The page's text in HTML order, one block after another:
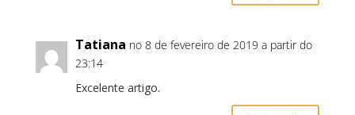
Tatiana no 8 de fevereiro de 2019 a partir do
23:14
Excelente artigo.